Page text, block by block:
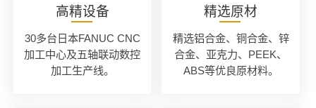
高精设备
30多台日本FANUC CNC
加工中心及五轴联动数控
加工生产线。
精选原材
精选铝合金、铜合金、锌
合金、亚克力、PEEK、
ABS等优良原材料。